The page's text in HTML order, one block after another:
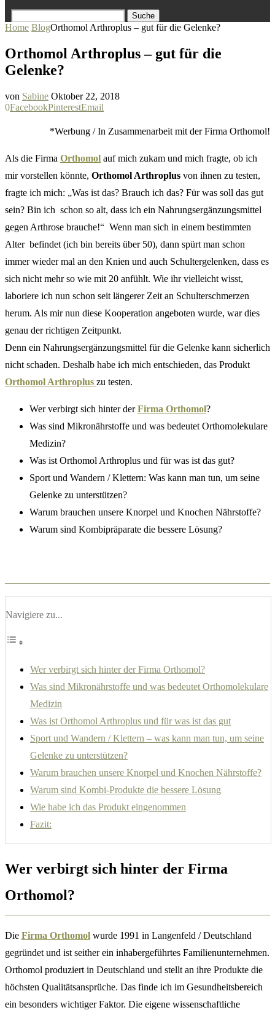
Suche
Home BlogOrthomol Arthroplus – gut für die Gelenke?
Orthomol Arthroplus – gut für die
Gelenke?
von Sabine Oktober 22, 2018
0FacebookPinterestEmail
*Werbung / In Zusammenarbeit mit der Firma Orthomol!
Als die Firma Orthomol auf mich zukam und mich fragte, ob ich
mir vorstellen könnte, Orthomol Arthroplus von ihnen zu testen,
fragte ich mich: „Was ist das? Brauch ich das? Für was soll das gut
sein? Bin ich schon so alt, dass ich ein Nahrungsergänzungsmittel
gegen Arthrose brauche!“ Wenn man sich in einem bestimmten
Alter befindet (ich bin bereits über 50), dann spürt man schon
immer wieder mal an den Knien und auch Schultergelenken, dass es
sich nicht mehr so wie mit 20 anfühlt. Wie ihr vielleicht wisst,
laboriere ich nun schon seit längerer Zeit an Schulterschmerzen
herum. Als mir nun diese Kooperation angeboten wurde, war dies
genau der richtigen Zeitpunkt.
Denn ein Nahrungsergänzungsmittel für die Gelenke kann sicherlich
nicht schaden. Deshalb habe ich mich entschieden, das Produkt
Orthomol Arthroplus zu testen.
Wer verbirgt sich hinter derFirma Orthomol?
Was sind Mikronährstoffe und was bedeutet Orthomolekulare
Medizin?
Was ist Orthomol Arthroplus und für was ist das gut?
Sport und Wandern / Klettern: Was kann man tun, um seine
Gelenke zu unterstützen?
Warum brauchen unsere Knorpel und Knochen Nährstoffe?
Warum sind Kombipräparate die bessere Lösung?
Navigiere zu...
Wer verbirgt sich hinter der Firma Orthomol?
Was sind Mikronährstoffe und was bedeutet Orthomolekulare
Medizin
Was ist Orthomol Arthroplus und für was ist das gut
Sport und Wandern / Klettern – was kann man tun, um seine
Gelenke zu unterstützen?
Warum brauchen unsere Knorpel und Knochen Nährstoffe?
Warum sind Kombi-Produkte die bessere Lösung
Wie habe ich das Produkt eingenommen
Fazit:
Wer verbirgt sich hinter der Firma
Orthomol?
Die Firma Orthomol wurde 1991 in Langenfeld / Deutschland
gegründet und ist seither ein inhabergeführtes Familienunternehmen.
Orthomol produziert in Deutschland und stellt an ihre Produkte die
höchsten Qualitätsansprüche. Das finde ich im Gesundheitsbereich
ein besonders wichtiger Faktor. Die eigene wissenschaftliche